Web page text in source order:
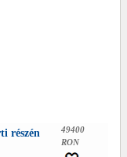
részén
49400
RON